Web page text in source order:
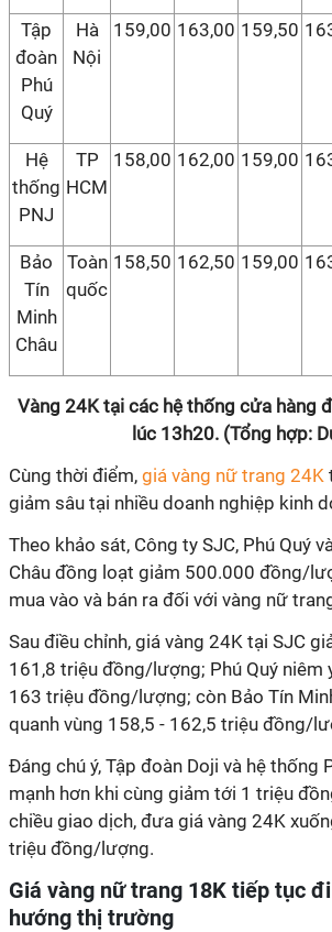
Tập
đoàn
Phú
Quý
Hà
Nội
159,00 163,00 159,50
Hệ
thống
PNJ
TP
HCM
158,00 162,00 159,00
Bảo
Tín
Minh
Châu
Toàn
quốc
158,50 162,50 159,00
Vàng 24K tại các hệ thống cửa hàng
lúc 13h20. (Tổng hợp:
Cùng thời điểm, giá vàng nữ trang 24K
giảm sâu tại nhiều doanh nghiệp kinh
Theo khảo sát, Công ty SJC, Phú Quý
Châu đồng loạt giảm 500.000 đồng/
mua vào và bán ra đối với vàng nữ
Sau điều chỉnh, giá vàng 24K tại SJC
161,8 triệu đồng/lượng; Phú Quý niêm
163 triệu đồng/lượng; còn Bảo Tín
quanh vùng 158,5 - 162,5 triệu đồng/
Đáng chú ý, Tập đoàn Doji và hệ thống
mạnh hơn khi cùng giảm tới 1 triệu
chiều giao dịch, đưa giá vàng 24K
triệu đồng/lượng.
Giá vàng nữ trang 18K tiếp tục
hướng thị trường